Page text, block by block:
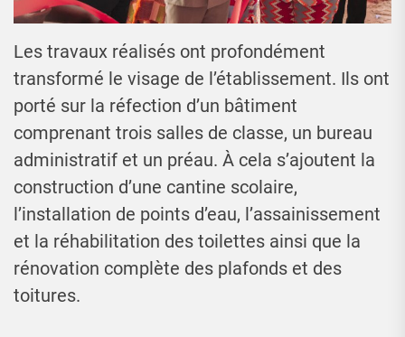
Les travaux réalisés ont profondément
transformé le visage de l’établissement. Ils ont
porté sur la réfection d’un bâtiment
comprenant trois salles de classe, un bureau
administratif et un préau. À cela s’ajoutent la
construction d’une cantine scolaire,
l’installation de points d’eau, l’assainissement
et la réhabilitation des toilettes ainsi que la
rénovation complète des plafonds et des
toitures.